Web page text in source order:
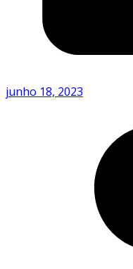
junho 18, 2023